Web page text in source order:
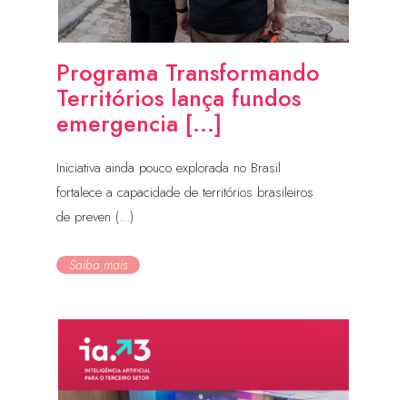
Programa Transformando
Territórios lança fundos
emergencia [...]
Iniciativa ainda pouco explorada no Brasil
fortalece a capacidade de territórios brasileiros
de preven (...)
Saiba mais